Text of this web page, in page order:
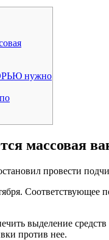
нужно
массовая
провести
Соответствующее
выделение
против нее.